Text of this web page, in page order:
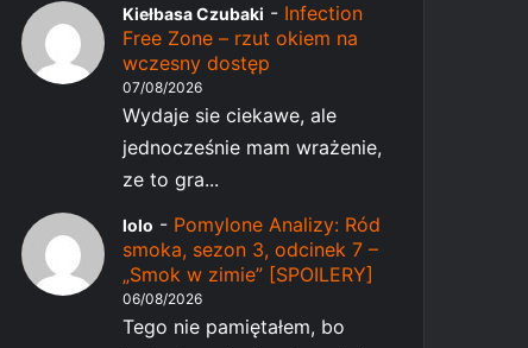
Kiełbasa Czubaki - Infection
Free Zone – rzut okiem na
wczesny dostęp
07/08/2026
Wydaje sie ciekawe, ale
jednocześnie mam wrażenie,
ze to gra...
lolo - Pomylone Analizy: Ród
smoka, sezon 3, odcinek 7 –
„Smok w zimie” [SPOILERY]
06/08/2026
Tego nie pamiętałem, bo